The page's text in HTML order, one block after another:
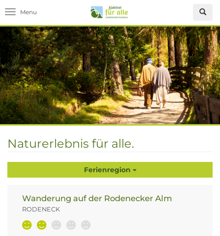
Toggle navigation
Naturerlebnis für alle.
Ferienregion
Wanderung auf der Rodenecker Alm
RODENECK